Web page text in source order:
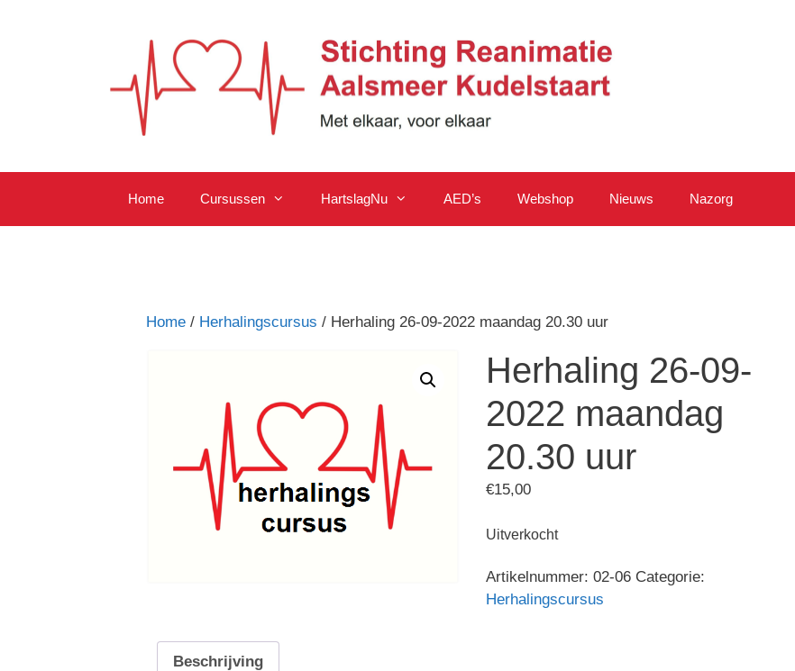
Home Cursussen HartslagNu AED’s Webshop Nieuws Nazorg
Home / Herhalingscursus / Herhaling 26-09-2022 maandag 20.30 uur
Herhaling 26-09-
2022 maandag
20.30 uur
€15,00
Uitverkocht
Artikelnummer: 02-06 Categorie:
Herhalingscursus
Beschrijving